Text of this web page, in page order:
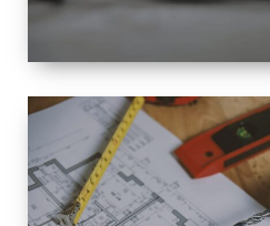
ESPACE
RÉNOVATION
INTÉRIEURE ET
EXTÉRIEURE